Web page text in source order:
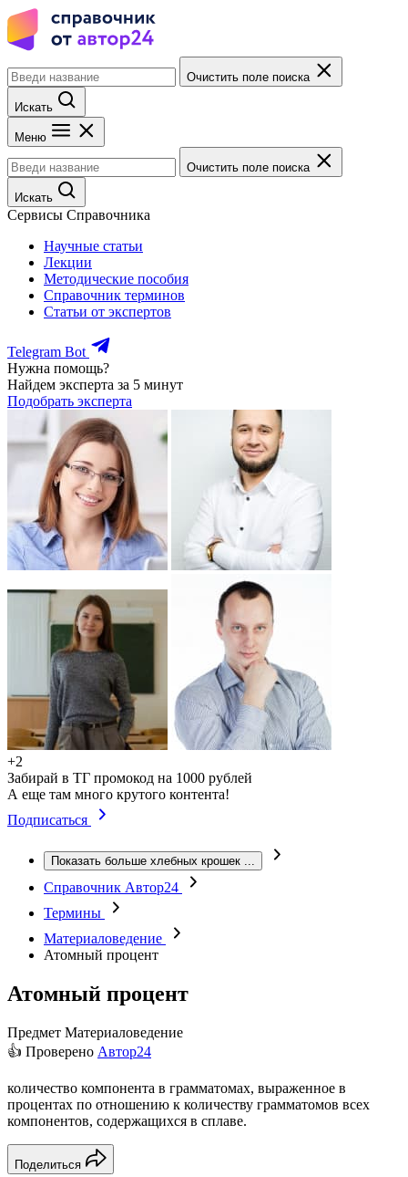
Очистить поле поиска
Искать
Меню
Очистить поле поиска
Искать
Сервисы Справочника
Научные статьи
Лекции
Методические пособия
Справочник терминов
Статьи от экспертов
Telegram Bot
Нужна помощь?
Найдем эксперта за 5 минут
Подобрать эксперта
+2
Забирай в ТГ промокод на 1000 рублей
А еще там много крутого контента!
Подписаться
Показать больше хлебных крошек ...
Справочник Автор24
Термины
Материаловедение
Атомный процент
Атомный процент
Предмет Материаловедение
👍 Проверено Автор24
количество компонента в грамматомах, выраженное в
процентах по отношению к количеству грамматомов всех
компонентов, содержащихся в сплаве.
Поделиться